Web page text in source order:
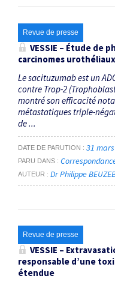
Revue de presse
VESSIE – Étude de
carcinomes
Le sacituzumab est un
contre Trop-2
montré son efficacité
métastatiques triple-
de ...
DATE DE PARUTION 31
PARU DANS
AUTEUR Dr Philippe
Revue de presse
VESSIE –
responsable d’une
étendue